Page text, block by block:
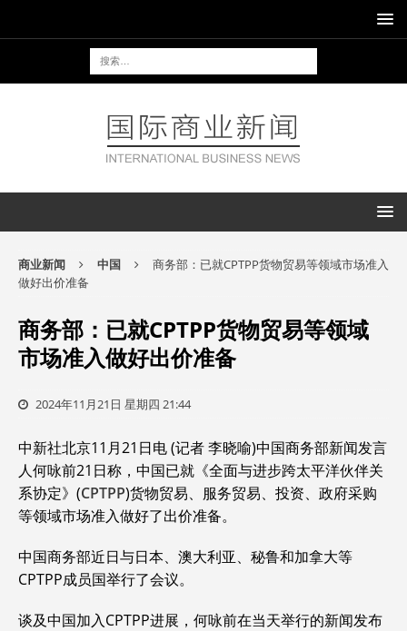
商业新闻 中国
商务部：已就CPTPP货物贸易等领域市场准入
做好出价准备
商务部：已就CPTPP货物贸易等领域
市场准入做好出价准备
2024年11月21日 星期四 21:44
中新社北京11月21日电 (记者 李晓喻)中国商务部新闻发言
人何咏前21日称，中国已就《全面与进步跨太平洋伙伴关
系协定》(CPTPP)货物贸易、服务贸易、投资、政府采购
等领域市场准入做好了出价准备。
中国商务部近日与日本、澳大利亚、秘鲁和加拿大等
CPTPP成员国举行了会议。
谈及中国加入CPTPP进展，何咏前在当天举行的新闻发布